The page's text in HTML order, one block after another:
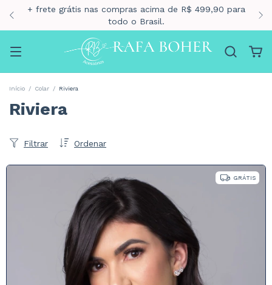
10% para pagamento via pix
Início / Colar / Riviera
Riviera
Ordenar
Filtrar
GRÁTIS